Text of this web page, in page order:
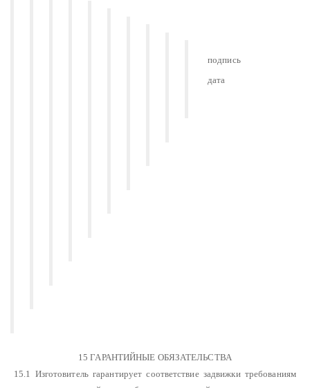
подпись
дата
15 ГАРАНТИЙНЫЕ ОБЯЗАТЕЛЬСТВА
15.1 Изготовитель гарантирует соответствие задвижки требованиям